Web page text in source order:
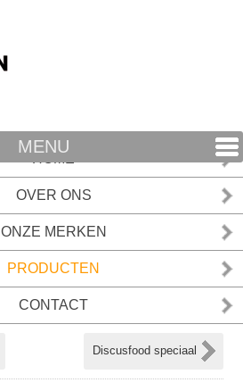
MENU
OVER ONS
ONZE MERKEN
PRODUCTEN
CONTACT
Discusfood speciaal